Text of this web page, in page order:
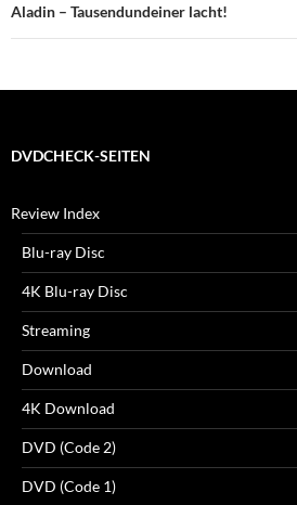
Aladin – Tausendundeiner lacht!
DVDCHECK-SEITEN
Review Index
Blu-ray Disc
4K Blu-ray Disc
Streaming
Download
4K Download
DVD (Code 2)
DVD (Code 1)